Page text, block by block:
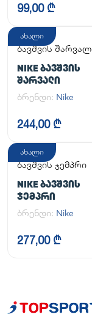
99,00 ₾
ახალი
ბავშვის
NIKE ᲑᲐᲕᲨᲕᲘᲡ
ᲨᲐᲠᲕᲐᲚᲘ
ბრენდი: Nike
244,00 ₾
ახალი
ბავშვის ჯემპრი
NIKE ᲑᲐᲕᲨᲕᲘᲡ
ᲯᲔᲛᲞᲠᲘ
ბრენდი: Nike
277,00 ₾